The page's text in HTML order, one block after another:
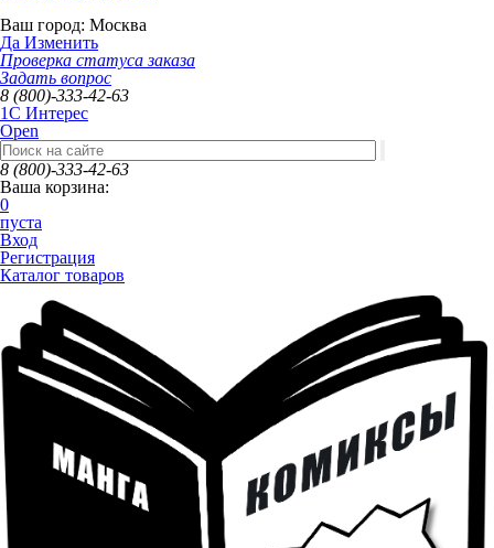
Ваш город: Москва
Да Изменить
Проверка статуса заказа
Задать вопрос
8 (800)-333-42-63
1C Интерес
Open
8 (800)-333-42-63
Ваша корзина:
0
пуста
Вход
Регистрация
Каталог товаров